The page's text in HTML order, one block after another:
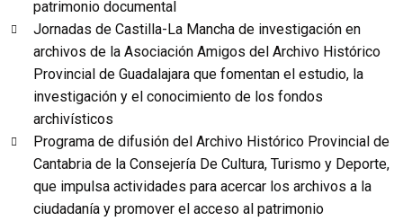
patrimonio documental
Jornadas de Castilla-La Mancha de investigación en
archivos de la Asociación Amigos del Archivo Histórico
Provincial de Guadalajara que fomentan el estudio, la
investigación y el conocimiento de los fondos
archivísticos
Programa de difusión del Archivo Histórico Provincial de
Cantabria de la Consejería De Cultura, Turismo y Deporte,
que impulsa actividades para acercar los archivos a la
ciudadanía y promover el acceso al patrimonio